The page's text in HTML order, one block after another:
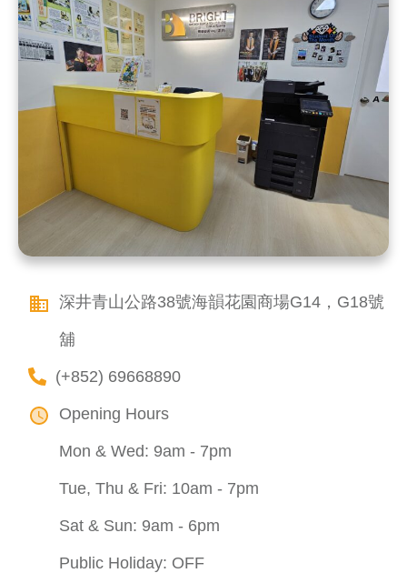
深井青山公路38號海韻花園商場G14，G18號
舖
(+852) 69668890
Opening Hours
Mon & Wed: 9am - 7pm
Tue, Thu & Fri: 10am - 7pm
Sat & Sun: 9am - 6pm
Public Holiday: OFF